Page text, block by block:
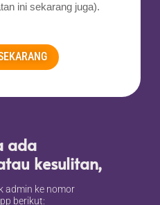
ini sekarang juga).
ada
kesulitan,
admin ke nomor
berikut: